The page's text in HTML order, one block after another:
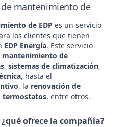
de mantenimiento de
de EDP es un servicio
los clientes que tienen
EDP Energía. Este servicio
mantenimiento de
, sistemas de climatización,
, hasta el
, la renovación de
termostatos, entre otros.
ofrece la compañía?